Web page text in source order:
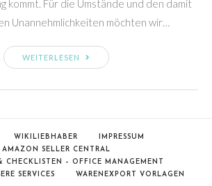
kommt. Für die Umstände und den damit
Unannehmlichkeiten möchten wir…
WEITERLESEN
Nachrichtenvorlage
WIKILIEBHABER
IMPRESSUM
AMAZON SELLER CENTRAL
CHECKLISTEN – OFFICE MANAGEMENT
SERVICES
WARENEXPORT VORLAGEN